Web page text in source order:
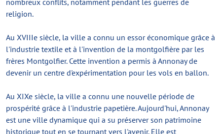
nombreux conflits, notamment pendant les guerres de
religion.
Au XVIIIe siècle, la ville a connu un essor économique grâce à
l'industrie textile et à l'invention de la montgolfière par les
frères Montgolfier. Cette invention a permis à Annonay de
devenir un centre d'expérimentation pour les vols en ballon.
Au XIXe siècle, la ville a connu une nouvelle période de
prospérité grâce à l'industrie papetière. Aujourd'hui, Annonay
est une ville dynamique qui a su préserver son patrimoine
historique tout en se tournant vers l'avenir. Elle est